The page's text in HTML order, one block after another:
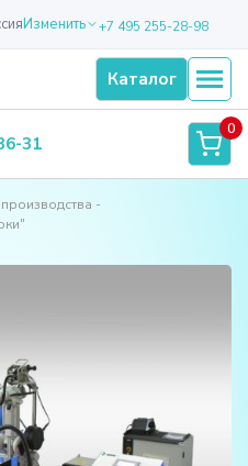
Изменить +7 495 255-28-98
Каталог
31
0